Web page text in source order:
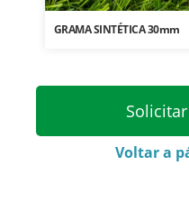
GRAMA SINTÉTICA 30mm
Voltar a